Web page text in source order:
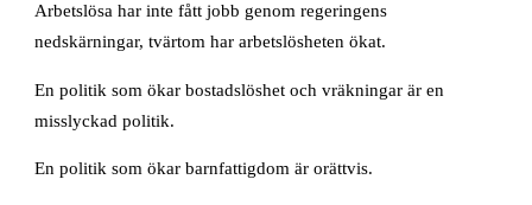
Arbetslösa har inte fått jobb genom regeringens
nedskärningar, tvärtom har arbetslösheten ökat.
En politik som ökar bostadslöshet och vräkningar är en
misslyckad politik.
En politik som ökar barnfattigdom är orättvis.